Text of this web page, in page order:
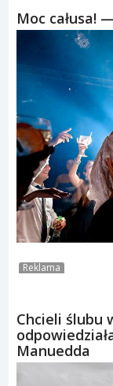
Moc całusa!
Reklama
Chcieli ślubu
Manuedda